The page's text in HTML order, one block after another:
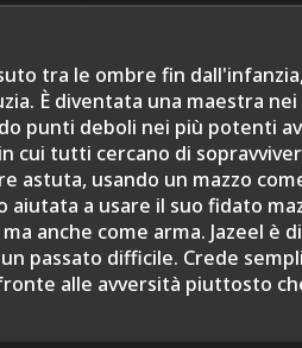
tra le ombre fin
È diventata una maestra
punti deboli nei più potenti
cui tutti cercano di
astuta, usando un mazzo
aiutata a usare il suo fidato
anche come arma. Jazeel è
passato difficile. Crede
alle avversità piuttosto